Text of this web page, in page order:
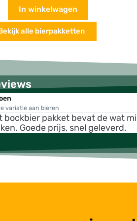
In winkelwagen
alle bierpakketten
variatie aan bieren
bockbier pakket bevat de wat
Goede prijs, snel geleverd.